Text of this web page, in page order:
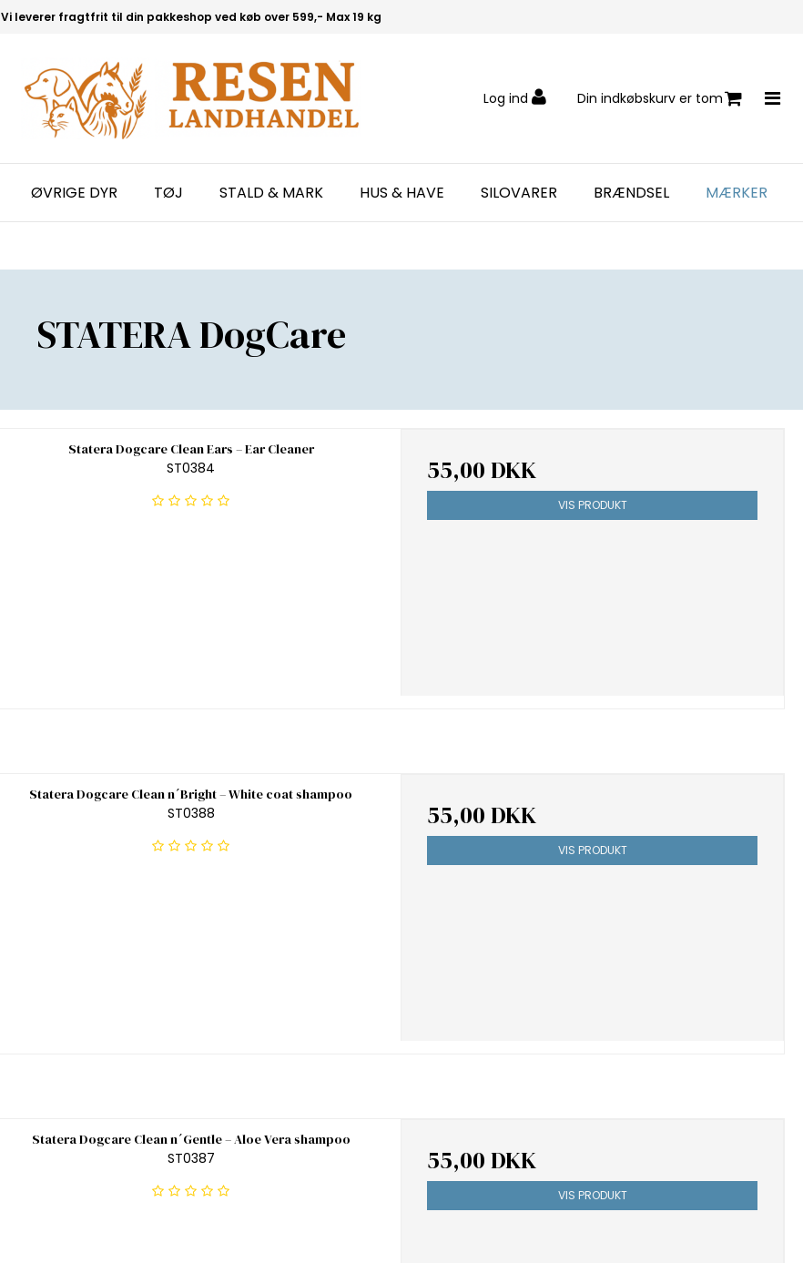
Vi leverer fragtfrit til din pakkeshop ved køb over 599,- Max 19 kg
Log ind Din indkøbskurv er tom
ØVRIGE DYR TØJ STALD & MARK HUS & HAVE SILOVARER BRÆNDSEL MÆRKER
STATERA DogCare
Statera Dogcare Clean Ears – Ear Cleaner
ST0384
55,00 DKK
VIS PRODUKT
Statera Dogcare Clean n´Bright – White coat shampoo
ST0388
55,00 DKK
VIS PRODUKT
Statera Dogcare Clean n´Gentle – Aloe Vera shampoo
ST0387
55,00 DKK
VIS PRODUKT